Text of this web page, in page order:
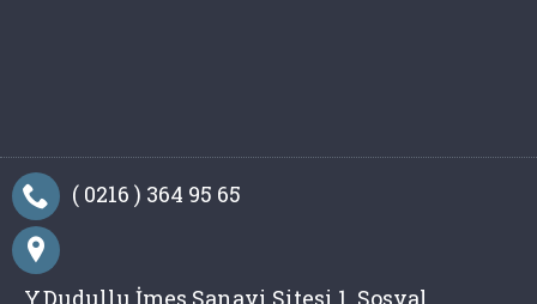
( 0216 ) 364 95 65
Y.Dudullu İmes Sanayi Sitesi 1. Sosyal